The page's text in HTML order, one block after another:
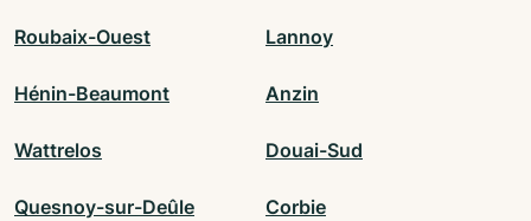
Roubaix-Ouest Lannoy
Hénin-Beaumont Anzin
Wattrelos Douai-Sud
Quesnoy-sur-Deûle Corbie